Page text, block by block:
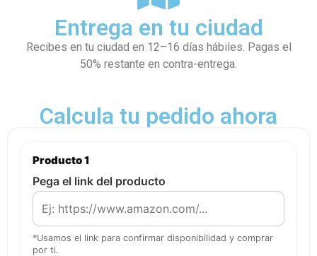
Entrega en tu ciudad
Recibes en tu ciudad en 12–16 días hábiles. Pagas el
50% restante en contra-entrega.
Calcula tu pedido ahora
Producto 1
Pega el link del producto
*Usamos el link para confirmar disponibilidad y comprar
por ti.